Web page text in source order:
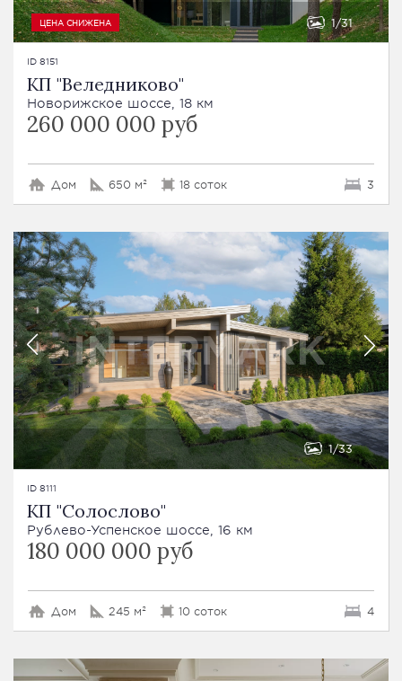
ЦЕНА СНИЖЕНА 1 31
ID 8151
КП "Веледниково"
Новорижское шоссе, 18 км
260 000 000 руб
Дом 650 м² 18 соток 3
1 33
ID 8111
КП "Солослово"
Рублево-Успенское шоссе, 16 км
180 000 000 руб
Дом 245 м² 10 соток 4